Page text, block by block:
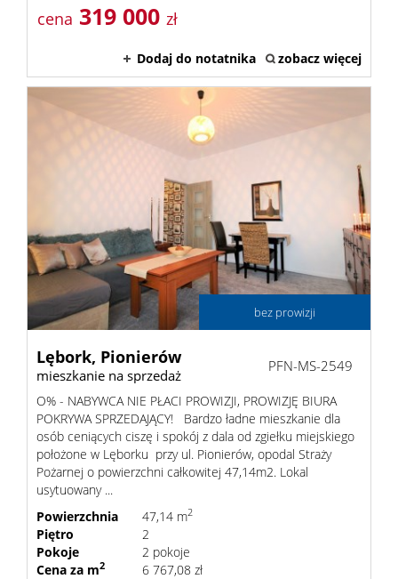
Hale
za
granicą
O
firmie
cena 319 000 zł
Dodaj do notatnika zobacz więcej
bez prowizji
Lębork, Pionierów
mieszkanie na sprzedaż
PFN-MS-2549
O% - NABYWCA NIE PŁACI PROWIZJI, PROWIZJĘ BIURA
POKRYWA SPRZEDAJĄCY! Bardzo ładne mieszkanie dla
osób ceniących ciszę i spokój z dala od zgiełku miejskiego
położone w Lęborku przy ul. Pionierów, opodal Straży
Pożarnej o powierzchni całkowitej 47,14m2. Lokal
usytuowany ...
Powierzchnia
47,14 m2
Piętro
2
Pokoje
2 pokoje
Cena za m2 6 767,08 zł